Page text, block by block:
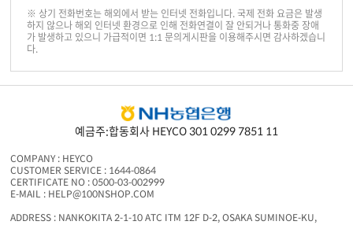
※ 상기 전화번호는 해외에서 받는 인터넷 전화입니다. 국제 전화 요금은 발생
하지 않으나 해외 인터넷 환경으로 인해 전화연결이 잘 안되거나 통화중 장애
가 발생하고 있으니 가급적이면 1:1 문의게시판을 이용해주시면 감사하겠습니
다.
예금주:합동회사 HEYCO 301 0299 7851 11
COMPANY : HEYCO
CUSTOMER SERVICE : 1644-0864
CERTIFICATE NO : 0500-03-002999
E-MAIL : HELP@100NSHOP.COM
ADDRESS : NANKOKITA 2-1-10 ATC ITM 12F D-2, OSAKA SUMINOE-KU,